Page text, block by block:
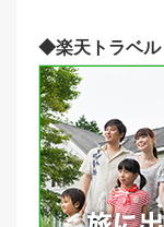
◆楽天トラベル